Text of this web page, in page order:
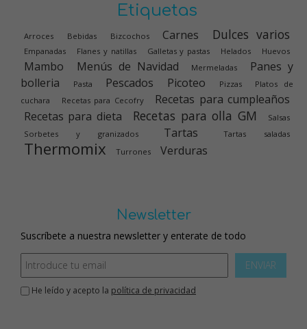
Etiquetas
Arroces Bebidas Bizcochos Carnes Dulces varios
Empanadas Flanes y natillas Galletas y pastas Helados Huevos
Mambo Menús de Navidad Mermeladas
Panes y
bolleria
Pasta Pescados Picoteo Pizzas
Platos de
cuchara
Recetas para Cecofry
Recetas para cumpleaños
Recetas para dieta
Recetas para olla GM
Salsas
Sorbetes y granizados
Tartas Tartas saladas
Thermomix Turrones Verduras
Newsletter
Suscríbete a nuestra newsletter y enterate de todo
ENVIAR
He leído y acepto la política de privacidad